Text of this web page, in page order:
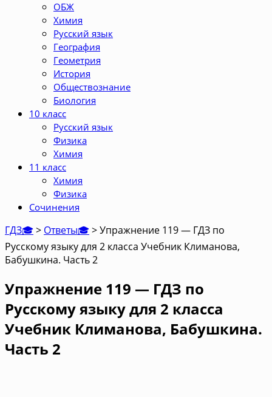
ОБЖ
Химия
Русский язык
География
Геометрия
История
Обществознание
Биология
10 класс
Русский язык
Физика
Химия
11 класс
Химия
Физика
Сочинения
ГДЗ🎓> Ответы🎓>Упражнение 119 — ГДЗ по
Русскому языку для 2 класса Учебник Климанова,
Бабушкина. Часть 2
Упражнение 119 — ГДЗ по
Русскому языку для 2 класса
Учебник Климанова, Бабушкина.
Часть 2